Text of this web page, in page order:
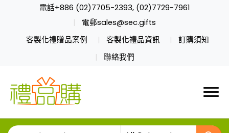
電話+886 (02)7705-2393, (02)7729-7961
電郵sales@sec.gifts
客製化禮贈品案例
客製化禮品資訊
訂購須知
聯絡我們